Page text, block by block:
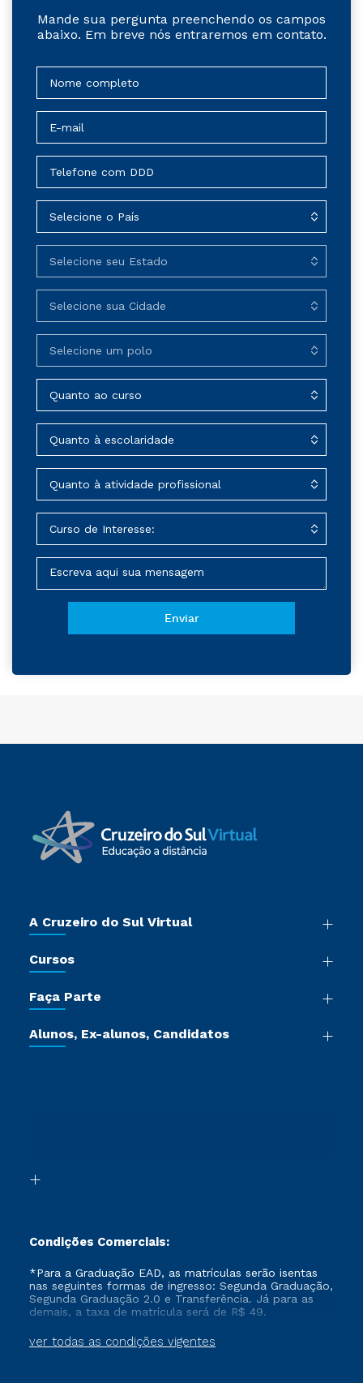
Mande sua pergunta preenchendo os campos
abaixo. Em breve nós entraremos em contato.
A Cruzeiro do Sul Virtual
Sala de Imprensa
Certificadoras
Jornada do Aluno
Cursos
Pós-graduação
Cursos Livres
Faça Parte
Vestibular Redação
Formação Pedagógica - R2
Alunos, Ex-alunos, Candidatos
Condições Comerciais:
ver todas as condições vigentes
*Para a Graduação EAD, as matrículas serão isentas
nas seguintes formas de ingresso: Segunda Graduação,
Segunda Graduação 2.0 e Transferência. Já para as
demais, a taxa de matrícula será de R$ 49.